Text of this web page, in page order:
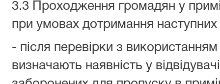
3.3 Проходження громадян у
при умовах дотримання
- після перевірки з
визначають наявність у